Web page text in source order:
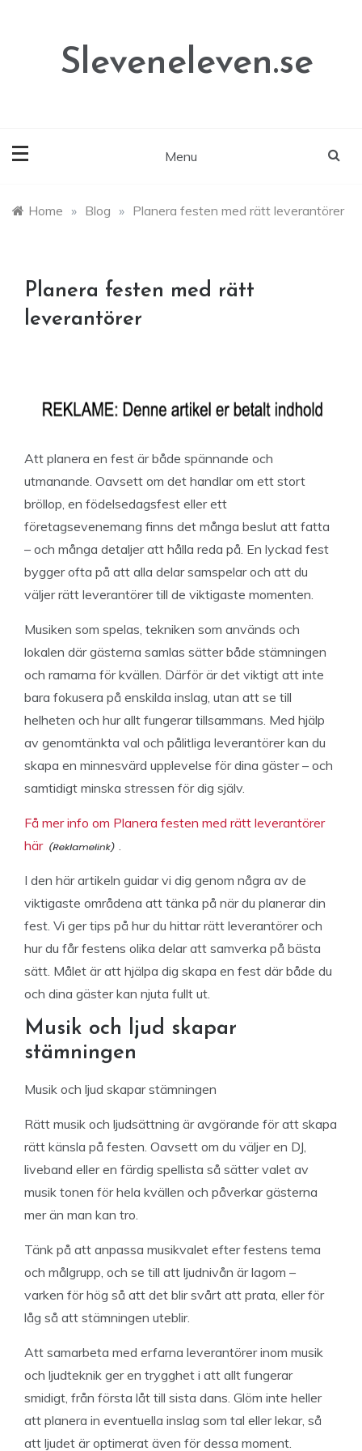
Sleveneleven.se
Menu
Home » Blog » Planera festen med rätt leverantörer
Planera festen med rätt
leverantörer
Att planera en fest är både spännande och
utmanande. Oavsett om det handlar om ett stort
bröllop, en födelsedagsfest eller ett
företagsevenemang finns det många beslut att fatta
– och många detaljer att hålla reda på. En lyckad fest
bygger ofta på att alla delar samspelar och att du
väljer rätt leverantörer till de viktigaste momenten.
Musiken som spelas, tekniken som används och
lokalen där gästerna samlas sätter både stämningen
och ramarna för kvällen. Därför är det viktigt att inte
bara fokusera på enskilda inslag, utan att se till
helheten och hur allt fungerar tillsammans. Med hjälp
av genomtänkta val och pålitliga leverantörer kan du
skapa en minnesvärd upplevelse för dina gäster – och
samtidigt minska stressen för dig själv.
Få mer info om Planera festen med rätt leverantörer
här
.
I den här artikeln guidar vi dig genom några av de
viktigaste områdena att tänka på när du planerar din
fest. Vi ger tips på hur du hittar rätt leverantörer och
hur du får festens olika delar att samverka på bästa
sätt. Målet är att hjälpa dig skapa en fest där både du
och dina gäster kan njuta fullt ut.
Musik och ljud skapar
stämningen
Musik och ljud skapar stämningen
Rätt musik och ljudsättning är avgörande för att skapa
rätt känsla på festen. Oavsett om du väljer en DJ,
liveband eller en färdig spellista så sätter valet av
musik tonen för hela kvällen och påverkar gästerna
mer än man kan tro.
Tänk på att anpassa musikvalet efter festens tema
och målgrupp, och se till att ljudnivån är lagom –
varken för hög så att det blir svårt att prata, eller för
låg så att stämningen uteblir.
Att samarbeta med erfarna leverantörer inom musik
och ljudteknik ger en trygghet i att allt fungerar
smidigt, från första låt till sista dans. Glöm inte heller
att planera in eventuella inslag som tal eller lekar, så
att ljudet är optimerat även för dessa moment.